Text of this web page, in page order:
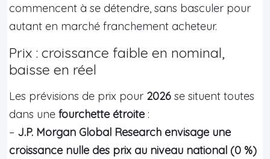
commencent à se détendre, sans basculer pour
autant en marché franchement acheteur.
Prix : croissance faible en nominal,
baisse en réel
Les prévisions de prix pour 2026 se situent toutes
dans une fourchette étroite :
– J.P. Morgan Global Research envisage une
croissance nulle des prix au niveau national (0 %)